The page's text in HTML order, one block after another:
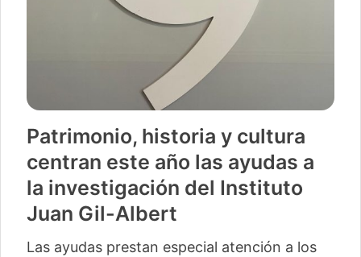
Patrimonio, historia y cultura
centran este año las ayudas a
la investigación del Instituto
Juan Gil-Albert
Las ayudas prestan especial atención a los